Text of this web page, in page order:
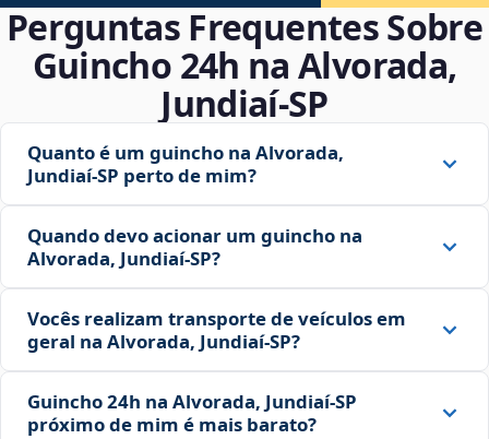
Perguntas Frequentes Sobre
Guincho 24h na Alvorada,
Jundiaí‑SP
Quanto é um guincho na Alvorada,
Jundiaí‑SP perto de mim?
Quando devo acionar um guincho na
Alvorada, Jundiaí‑SP?
Vocês realizam transporte de veículos em
geral na Alvorada, Jundiaí‑SP?
Guincho 24h na Alvorada, Jundiaí‑SP
próximo de mim é mais barato?